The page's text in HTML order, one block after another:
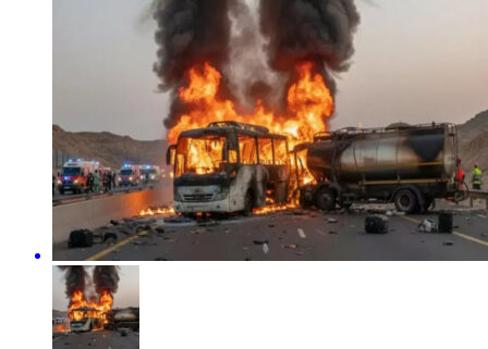
india9 hours ago